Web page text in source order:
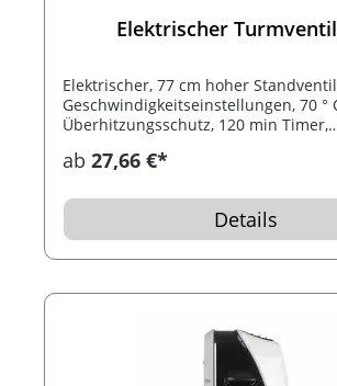
Elektrischer
Elektrischer, 77 cm hoher
Geschwindigkeitseinstellungen, 70 °
Überhitzungsschutz, 120 min Timer,
heißen Sommernächten verwenden
ab 27,66 €*
Details